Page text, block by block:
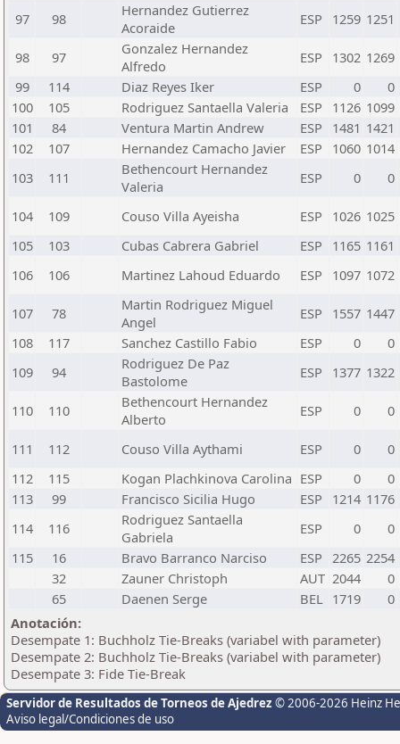
97
98
Hernandez Gutierrez
Acoraide
ESP 1259 1251
98 97
Gonzalez Hernandez
Alfredo
ESP 1302 1269
99
114 Diaz Reyes Iker ESP 0
0
100
105 Rodriguez Santaella Valeria ESP 1126 1099
101
84 Ventura Martin Andrew ESP 1481 1421
102
107 Hernandez Camacho Javier ESP 1060 1014
103
111
Bethencourt Hernandez
Valeria
ESP 0 0
104 109 Couso Villa Ayeisha ESP 1026 1025
105
103 Cubas Cabrera Gabriel ESP 1165 1161
106
106 Martinez Lahoud Eduardo ESP 1097 1072
107 78
Martin Rodriguez Miguel
Angel
ESP 1557 1447
108
117 Sanchez Castillo Fabio ESP 0
0
109
94
Rodriguez De Paz
Bastolome
ESP 1377 1322
110 110
Bethencourt Hernandez
Alberto
ESP 0 0
111 112 Couso Villa Aythami ESP 0
0
112
115 Kogan Plachkinova Carolina ESP 0
0
113
99 Francisco Sicilia Hugo ESP 1214 1176
114
116
Rodriguez Santaella
Gabriela
ESP 0
0
115
16 Bravo Barranco Narciso ESP 2265 2254
32
Zauner Christoph AUT 2044
0
65
Daenen Serge BEL 1719
0
Anotación:
Desempate 1: Buchholz Tie-Breaks (variabel with parameter)
Desempate 2: Buchholz Tie-Breaks (variabel with parameter)
Desempate 3: Fide Tie-Break
Servidor de Resultados de Torneos de Ajedrez © 2006-2026 Heinz
Aviso legal/Condiciones de uso